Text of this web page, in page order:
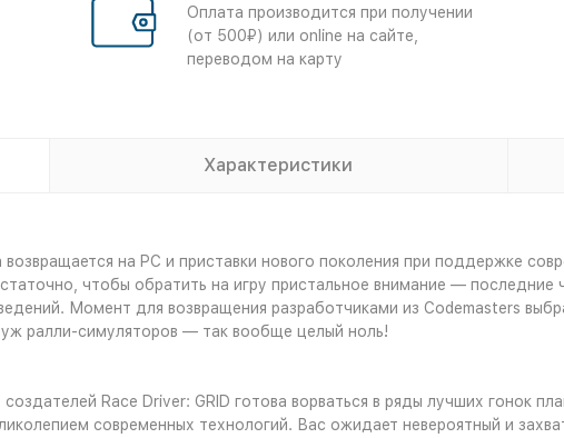
Оплата производится при получении
(от 500₽) или online на сайте,
переводом на карту
Характеристики
на PC и приставки нового поколения при поддержке
чтобы обратить на игру пристальное внимание — последние
Момент для возвращения разработчиками из Codemasters
ралли-симуляторов — так вообще целый ноль!
Race Driver: GRID готова ворваться в ряды лучших гонок
современных технологий. Вас ожидает невероятный и